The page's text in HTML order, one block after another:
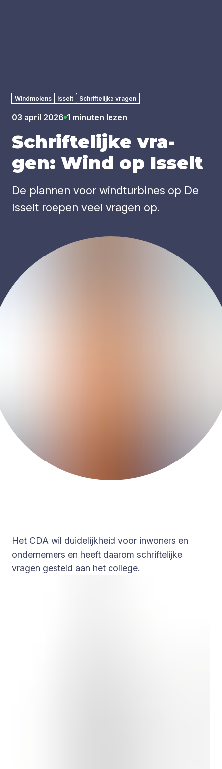
Windmolens Isselt Schriftelijke vragen
03 april 2026 1 minuten lezen
Schrif­te­lij­ke vra­
gen: Wind op Isselt
De plannen voor windturbines op De
Isselt roepen veel vragen op.
Het CDA wil duidelijkheid voor inwoners en
ondernemers en heeft daarom schriftelijke
vragen gesteld aan het college.